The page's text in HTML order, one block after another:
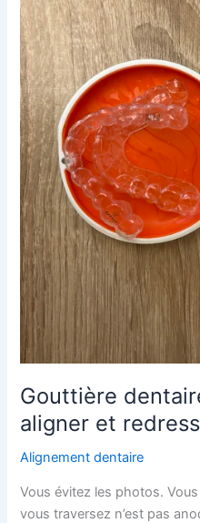
Gouttière
aligner et
Alignement dentaire
Vous évitez les photos.
vous traversez n’est pas
redresser
ses
dents